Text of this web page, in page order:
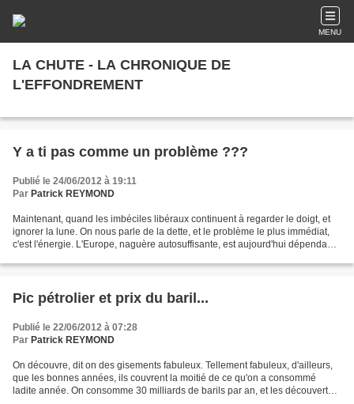
MENU
LA CHUTE - LA CHRONIQUE DE
L'EFFONDREMENT
Y a ti pas comme un problème ???
Publié le 24/06/2012 à 19:11
Par Patrick REYMOND
Maintenant, quand les imbéciles libéraux continuent à regarder le doigt, et
ignorer la lune. On nous parle de la dette, et le problème le plus immédiat,
c'est l'énergie. L'Europe, naguère autosuffisante, est aujourd'hui dépendante
Pic pétrolier et prix du baril...
Publié le 22/06/2012 à 07:28
Par Patrick REYMOND
On découvre, dit on des gisements fabuleux. Tellement fabuleux, d'ailleurs,
que les bonnes années, ils couvrent la moitié de ce qu'on a consommé
ladite année. On consomme 30 milliards de barils par an, et les découvertes